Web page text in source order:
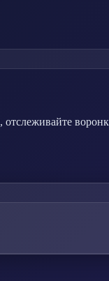
отслеживайте